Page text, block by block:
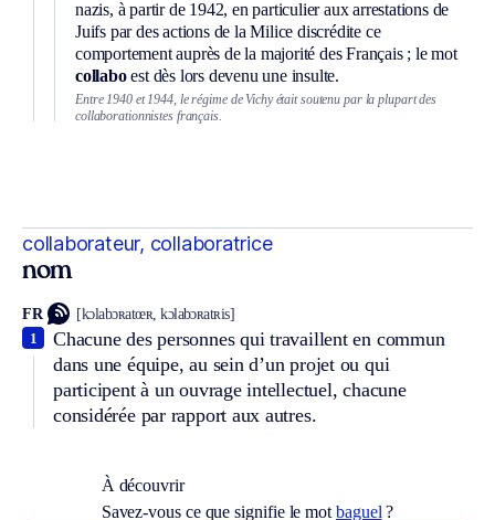
nazis, à partir de 1942, en particulier aux arrestations de
Juifs par des actions de la Milice discrédite ce
comportement auprès de la majorité des Français ; le mot
collaboest dès lors devenu une insulte.
Entre 1940 et 1944, le régime de Vichy était soutenu par la plupart des
collaborationnistes français.
collaborateur, collaboratrice
nom
FR [kɔlabɔʀatœʀ, kɔlabɔʀatʀis]
Chacune des personnes qui travaillent en commun
dans une équipe, au sein d’un projet ou qui
participent à un ouvrage intellectuel, chacune
considérée par rapport aux autres.
1
À découvrir
Savez-vous ce que signifie le mot baguel ?